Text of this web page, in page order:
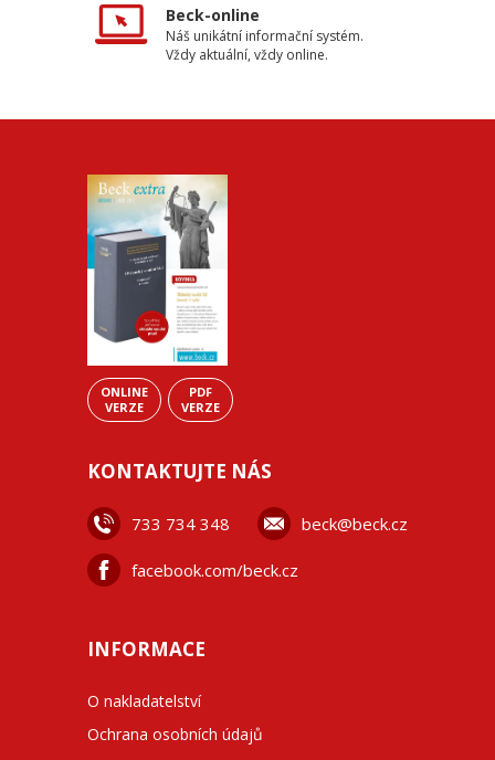
Beck-online
Náš unikátní informační systém.
Vždy aktuální, vždy online.
ONLINE
VERZE
PDF
VERZE
KONTAKTUJTE NÁS
733 734 348 beck@beck.cz
facebook.com/beck.cz
INFORMACE
O nakladatelství
Ochrana osobních údajů